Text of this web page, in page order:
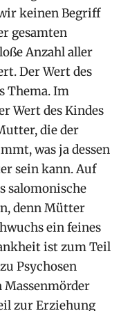
keinen Begriff
gesamten
Anzahl aller
Der Wert des
Thema. Im
Wert des Kindes
die der
was ja dessen
sein kann. Auf
salomonische
denn Mütter
ein feines
ist zum Teil
Psychosen
zur Erziehung